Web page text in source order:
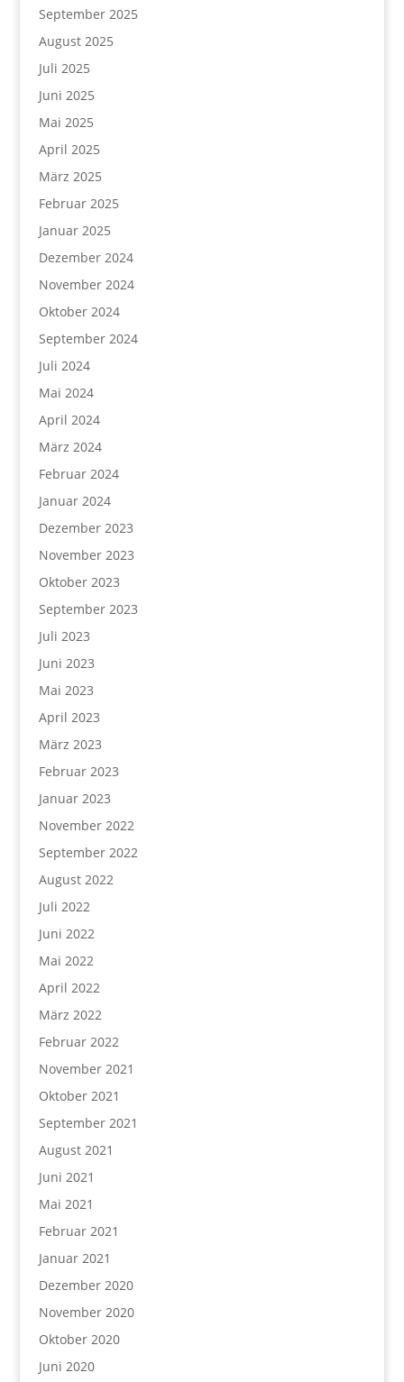
September 2025
August 2025
Juli 2025
Juni 2025
Mai 2025
April 2025
März 2025
Februar 2025
Januar 2025
Dezember 2024
November 2024
Oktober 2024
September 2024
Juli 2024
Mai 2024
April 2024
März 2024
Februar 2024
Januar 2024
Dezember 2023
November 2023
Oktober 2023
September 2023
Juli 2023
Juni 2023
Mai 2023
April 2023
März 2023
Februar 2023
Januar 2023
November 2022
September 2022
August 2022
Juli 2022
Juni 2022
Mai 2022
April 2022
März 2022
Februar 2022
November 2021
Oktober 2021
September 2021
August 2021
Juni 2021
Mai 2021
Februar 2021
Januar 2021
Dezember 2020
November 2020
Oktober 2020
Juni 2020